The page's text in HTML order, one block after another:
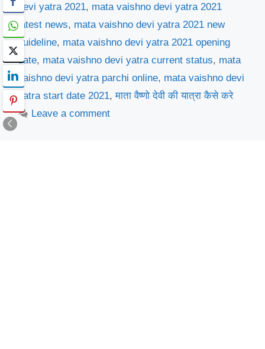
devi yatra 2021, mata vaishno devi yatra 2021
latest news, mata vaishno devi yatra 2021 new
guideline, mata vaishno devi yatra 2021 opening
date, mata vaishno devi yatra current status, mata
vaishno devi yatra parchi online, mata vaishno devi
yatra start date 2021,माता वैष्णो देवी की यात्रा कैसे करे
Leave a comment